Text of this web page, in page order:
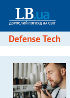
Defense Tech